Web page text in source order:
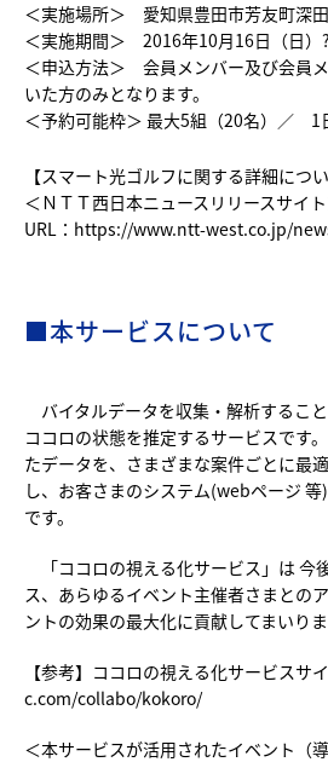
＜実施場所＞ 愛知県豊田市芳友町深
＜実施期間＞ 2016年10月16日（日）
＜申込方法＞ 会員メンバー及び会員
いた方のみとなります。
＜予約可能枠＞ 最大5組（20名）／ 1
【スマート光ゴルフに関する詳細につい
＜ＮＴＴ西日本ニュースリリースサイ
URL： https://www.ntt-west.co.jp/
■本サービスについて
バイタルデータを収集・解析するこ
ココロの状態を推定するサービスです
たデータを、さまざまな案件ごとに最
し、お客さまのシステム(webページ
です。
「ココロの視える化サービス」は 今
ス、あらゆるイベント主催者さまとの
ントの効果の最大化に貢献してまいりま
【参考】ココロの視える化サービスサ
c.com/collabo/kokoro/
＜本サービスが活用されたイベント（